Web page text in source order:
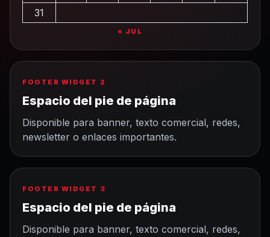
31
« JUL
FOOTER WIDGET 2
Espacio del pie de página
Disponible para banner, texto comercial, redes,
newsletter o enlaces importantes.
FOOTER WIDGET 3
Espacio del pie de página
Disponible para banner, texto comercial, redes,